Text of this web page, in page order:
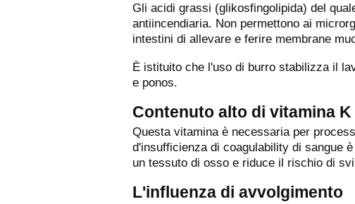
Gli acidi grassi (glikosfingolipida) del
antiincendiaria. Non permettono ai
intestini di allevare e ferire membrane
È istituito che l'uso di burro stabilizza il
e ponos.
Contenuto alto di vitamina K
Questa vitamina è necessaria per
d'insufficienza di coagulability di sangue
un tessuto di osso e riduce il rischio di
L'influenza di avvolgimento